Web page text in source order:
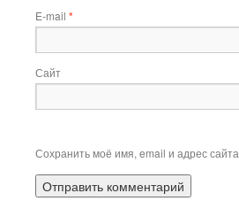
E-mail *
Сайт
Сохранить моё имя, email и адрес